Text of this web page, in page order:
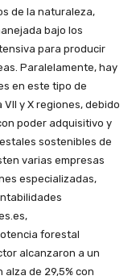
de la naturaleza,
bajo los
para producir
Paralelamente, hay
en este tipo de
y X regiones, debido
poder adquisitivo y
sostenibles de
varias empresas
especializadas,
forestal
alcanzaron a un
de 29,5% con